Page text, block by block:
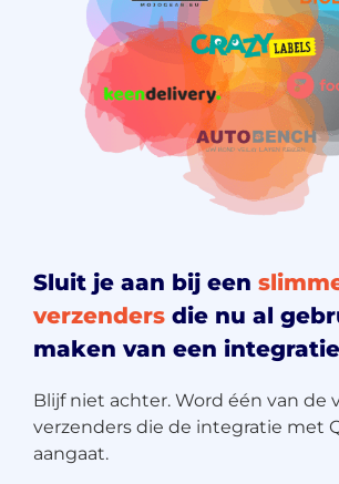
Sluit je aan bij een
verzenders die nu al
maken van een integratie
Blijf niet achter. Word één van de
verzenders die de integratie met
aangaat.